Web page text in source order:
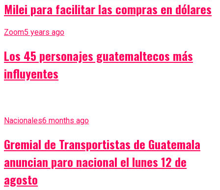
Milei para facilitar las compras en dólares
Zoom5 years ago
Los 45 personajes guatemaltecos más
influyentes
Nacionales6 months ago
Gremial de Transportistas de Guatemala
anuncian paro nacional el lunes 12 de
agosto